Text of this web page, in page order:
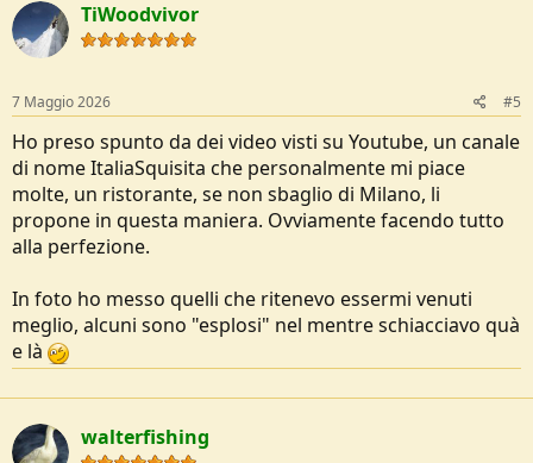
t
i
o
s
:
TiWoodvivor
7 Maggio 2026 #5
Ho preso spunto da dei video visti su Youtube, un canale
di nome ItaliaSquisita che personalmente mi piace
molte, un ristorante, se non sbaglio di Milano, li
propone in questa maniera. Ovviamente facendo tutto
alla perfezione.
In foto ho messo quelli che ritenevo essermi venuti
meglio, alcuni sono "esplosi" nel mentre schiacciavo quà
e là
walterfishing